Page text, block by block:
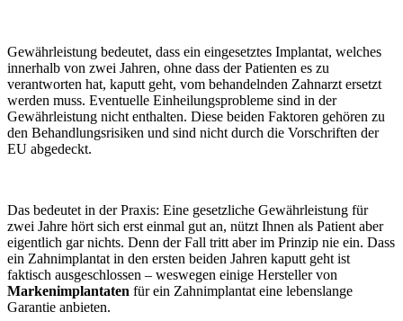
Gewährleistung bedeutet, dass ein eingesetztes Implantat, welches
innerhalb von zwei Jahren, ohne dass der Patienten es zu
verantworten hat, kaputt geht, vom behandelnden Zahnarzt ersetzt
werden muss. Eventuelle Einheilungsprobleme sind in der
Gewährleistung nicht enthalten. Diese beiden Faktoren gehören zu
den Behandlungsrisiken und sind nicht durch die Vorschriften der
EU abgedeckt.
Das bedeutet in der Praxis: Eine gesetzliche Gewährleistung für
zwei Jahre hört sich erst einmal gut an, nützt Ihnen als Patient aber
eigentlich gar nichts. Denn der Fall tritt aber im Prinzip nie ein. Dass
ein Zahnimplantat in den ersten beiden Jahren kaputt geht ist
faktisch ausgeschlossen – weswegen einige Hersteller von
Markenimplantaten für ein Zahnimplantat eine lebenslange
Garantie anbieten.